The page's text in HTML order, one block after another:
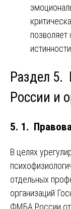
позволяет
Раздел
России и
5. 1.
В целях
отдельных
организаций
ФМБА России